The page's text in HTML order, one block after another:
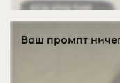
Ваш промпт